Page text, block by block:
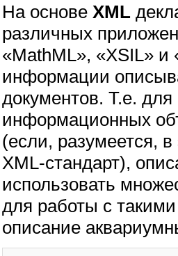
На основе XML
различных
«MathML», «XSIL» и
информации
документов. Т.е.
информационных
(если, разумеется,
XML-стандарт),
использовать
для работы с
описание